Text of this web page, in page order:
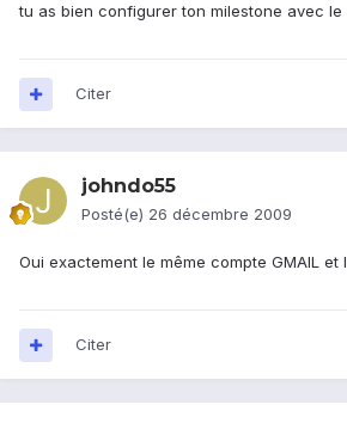
tu as bien configurer ton milestone avec le
Citer
johndo55
Posté(e) 26 décembre 2009
Oui exactement le même compte GMAIL et
Citer